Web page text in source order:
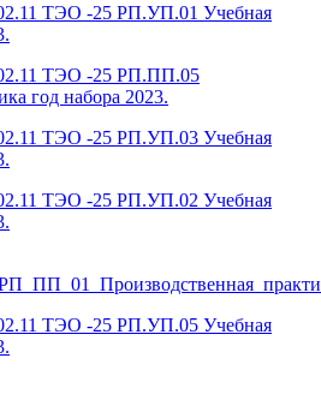
ТЭО -25 РП.УП.01 Учебная
ТЭО -25 РП.ПП.05
год набора 2023.
ТЭО -25 РП.УП.03 Учебная
ТЭО -25 РП.УП.02 Учебная
ТЭО -25 РП.УП.05 Учебная